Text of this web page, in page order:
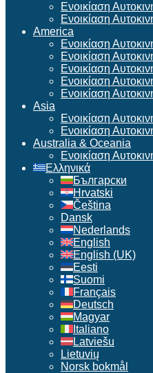
Ενοικίαση
Ενοικίαση
America
Ενοικίαση
Ενοικίαση
Ενοικίαση
Ενοικίαση
Ενοικίαση
Asia
Ενοικίαση
Ενοικίαση
Australia & Oceania
Ενοικίαση
Ελληνικά
Български
Hrvatski
Čeština
Dansk
Nederlands
English
English (UK)
Eesti
Suomi
Français
Deutsch
Magyar
Italiano
Latviešu
Lietuvių
Norsk bokmål